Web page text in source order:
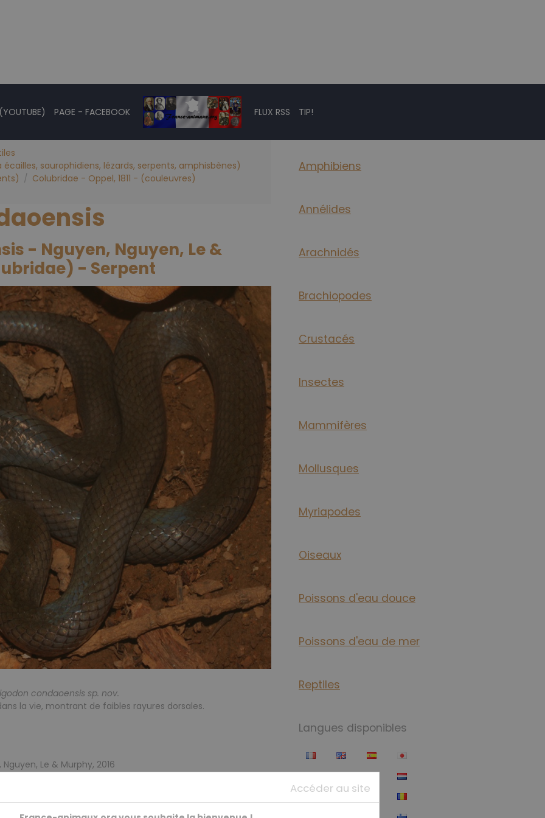
PAGE - FACEBOOK FLUX RSS TIP!
saurophidiens, lézards, serpents, amphisbènes)
Colubridae - Oppel, 1811 - (couleuvres)
- Nguyen, Nguyen, Le &
- Serpent
condaoensis sp. nov.
la vie, montrant de faibles rayures dorsales.
Le & Murphy, 2016
Amphibiens
Annélides
Arachnidés
Brachiopodes
Crustacés
Insectes
Mammifères
Mollusques
Myriapodes
Oiseaux
Poissons d'eau douce
Poissons d'eau de mer
Reptiles
Langues disponibles
Accéder au site